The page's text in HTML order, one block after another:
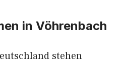
in Vöhrenbach
stehen